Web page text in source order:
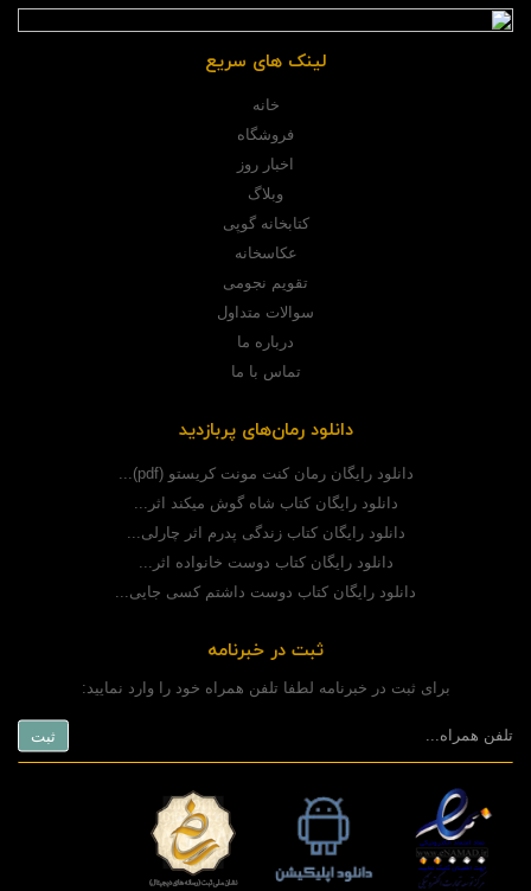
لینک های سریع
خانه
فروشگاه
اخبار روز
وبلاگ
کتابخانه گوپی
عکاسخانه
تقویم نجومی
سوالات متداول
درباره ما
تماس با ما
دانلود رمان‌های پربازدید
دانلود رایگان رمان کنت مونت کریستو (pdf)...
دانلود رایگان کتاب شاه گوش میکند اثر...
دانلود رایگان کتاب زندگی پدرم اثر چارلی...
دانلود رایگان کتاب دوست خانواده اثر...
دانلود رایگان کتاب دوست داشتم کسی جایی...
ثبت در خبرنامه
برای ثبت در خبرنامه لطفا تلفن همراه خود را وارد نمایید: